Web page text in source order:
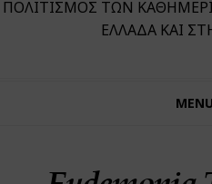
ΤΩΝ
ΕΛΛΆΔΑ ΚΑΙ
MENU